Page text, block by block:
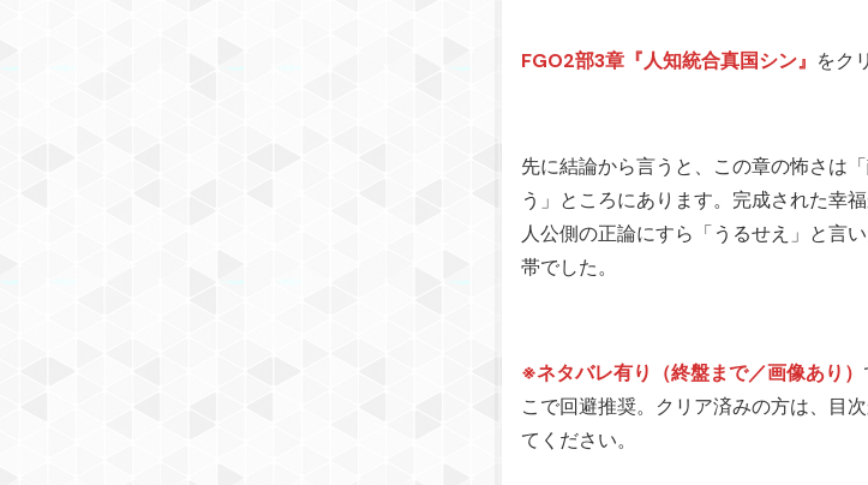
FGO2部3章『人知統合真国シン』 をク
先に結論から言うと、この章の怖さは
う」ところにあります。完成された幸
人公側の正論にすら「うるせえ」と言
帯でした。
※ネタバレ有り（終盤まで／画像あり）
こで回避推奨。クリア済みの方は、目
てください。